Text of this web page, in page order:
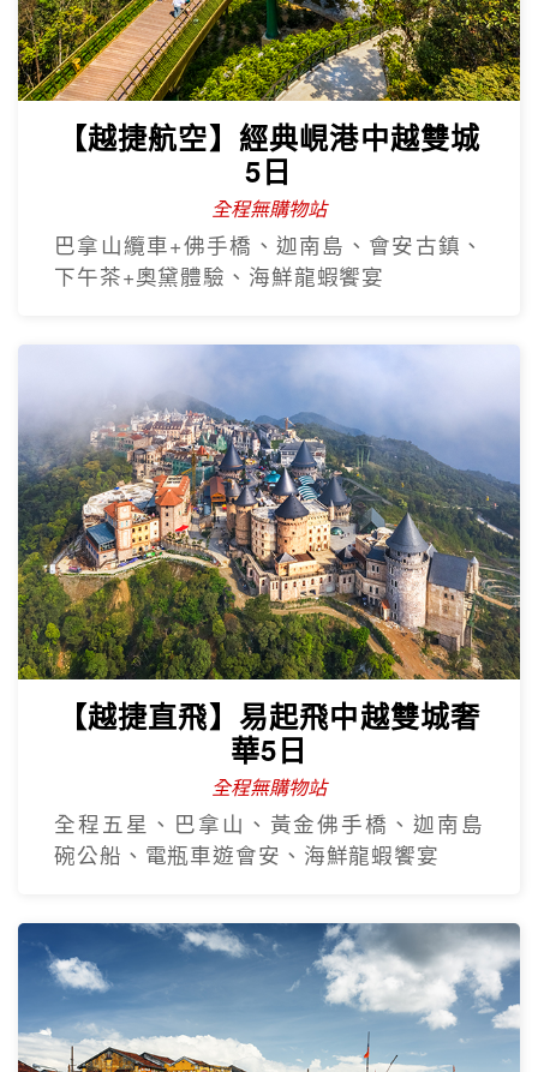
【越捷航空】經典峴港中越雙城
5日
全程無購物站
巴拿山纜車+佛手橋、迦南島、會安古鎮、
下午茶+奧黛體驗、海鮮龍蝦饗宴
【越捷直飛】易起飛中越雙城奢
華5日
全程無購物站
全程五星、巴拿山、黃金佛手橋、迦南島
碗公船、電瓶車遊會安、海鮮龍蝦饗宴